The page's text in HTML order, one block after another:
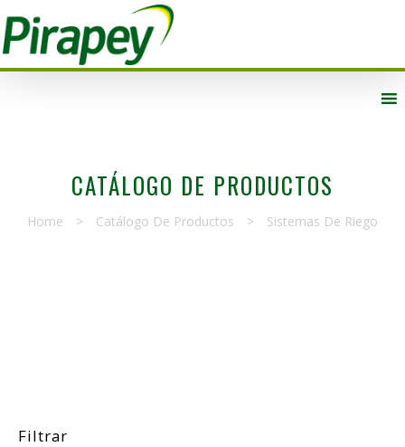
CATÁLOGO DE PRODUCTOS
Home > Catálogo De Productos > Sistemas De Riego
Filtrar